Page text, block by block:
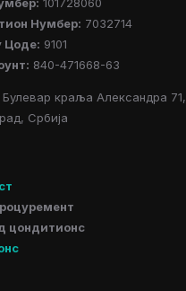
Нумбер: 7032714
Цоде: 9101
840-471668-63
Булевар краља Александра 71,
Србија
цондитионс